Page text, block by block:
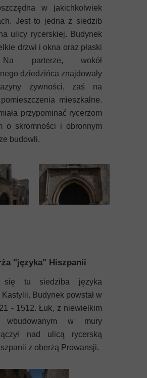
w jakichkolwiek
Jest to jedna z siedzib
ulicy rycerskiej. Budynek
drzwi i okna oraz płaski
parterze, wokół
dziedzińca znajdowały
żywności, zaś na
mieszkalne.
przypominać rycerzom
o skromności i obronnym
budowli.
"języka" Hiszpanii
się tu siedziba języka
Budynek powstał w
- 1512. Łuk, z niewielkim
wbudowanym w mury
nad ulicą rycerską
z oberżą Prowansji.